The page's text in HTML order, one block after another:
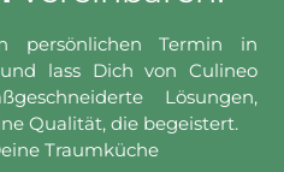
persönlichen Termin in
lass Dich von Culineo
Lösungen,
Qualität, die begeistert.
Traumküche